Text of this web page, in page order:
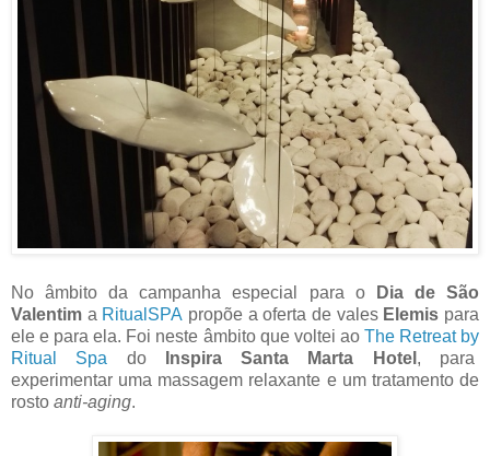
No âmbito da campanha especial para oDia de São
Valentim a RitualSPA propõe a oferta de vales Elemis para
ele e para ela. Foi neste âmbito que voltei ao The Retreat by
Ritual Spa do Inspira Santa Marta Hotel , para
experimentar uma massagem relaxante e um tratamento de
rosto anti-aging.